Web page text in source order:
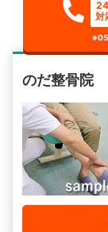
対
のだ整骨院